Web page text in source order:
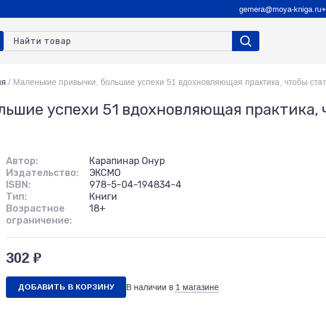
gemera@moya-kniga.ru
/ Маленькие привычки, большие успехи 51 вдохновляющая практика, чтобы
успехи 51 вдохновляющая практика,
Автор:
Карапинар Онур
Издательство:
ЭКСМО
ISBN:
978-5-04-194834-4
Тип:
Книги
Возрастное
ограничение:
18+
302 ₽
ДОБАВИТЬ В КОРЗИНУ В наличии в 1 магазине